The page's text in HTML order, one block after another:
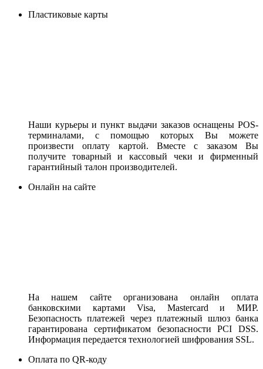
Пластиковые карты
Наши курьеры и пункт выдачи заказов оснащены POS-
терминалами, с помощью которых Вы можете
произвести оплату картой. Вместе с заказом Вы
получите товарный и кассовый чеки и фирменный
гарантийный талон производителей.
Онлайн на сайте
На нашем сайте организована онлайн оплата
банковскими картами Visa, Mastercard и МИР.
Безопасность платежей через платежный шлюз банка
гарантирована сертификатом безопасности PCI DSS.
Информация передается технологией шифрования SSL.
Оплата по QR-коду